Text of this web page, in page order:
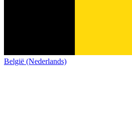
België (Nederlands)